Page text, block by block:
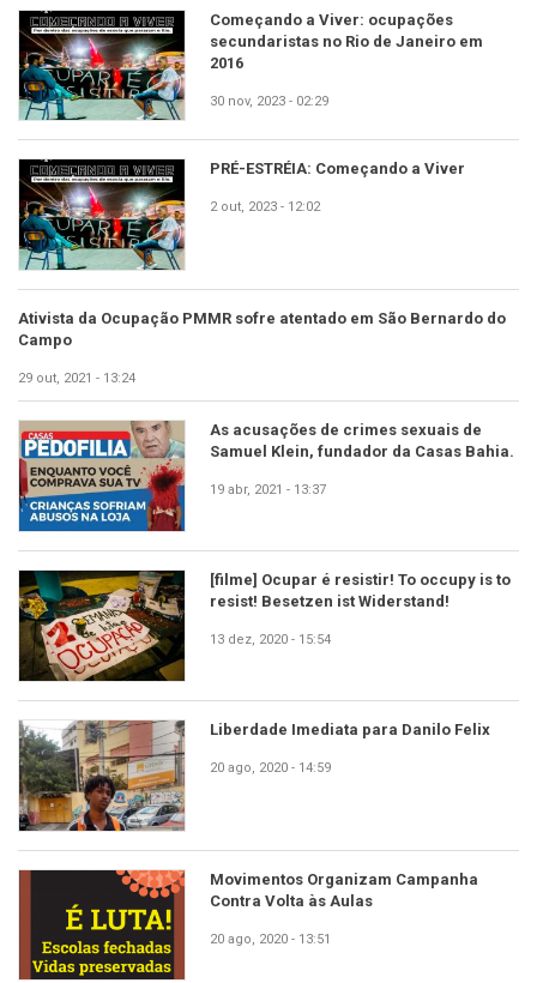
Começando a Viver: ocupações
secundaristas no Rio de Janeiro em
2016
30 nov, 2023 - 02:29
PRÉ-ESTRÉIA: Começando a Viver
2 out, 2023 - 12:02
Ativista da Ocupação PMMR sofre atentado em São Bernardo do
Campo
29 out, 2021 - 13:24
As acusações de crimes sexuais de
Samuel Klein, fundador da Casas Bahia.
19 abr, 2021 - 13:37
[filme] Ocupar é resistir! To occupy is to
resist! Besetzen ist Widerstand!
13 dez, 2020 - 15:54
Liberdade Imediata para Danilo Felix
20 ago, 2020 - 14:59
Movimentos Organizam Campanha
Contra Volta às Aulas
20 ago, 2020 - 13:51